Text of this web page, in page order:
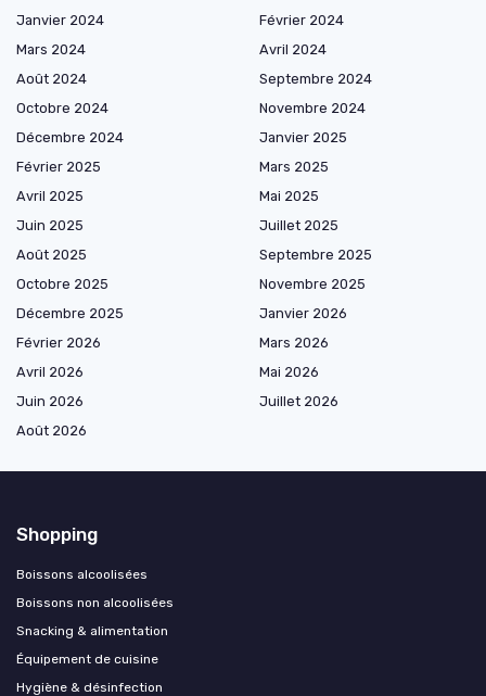
Janvier 2024
Février 2024
Mars 2024
Avril 2024
Août 2024
Septembre 2024
Octobre 2024
Novembre 2024
Décembre 2024
Janvier 2025
Février 2025
Mars 2025
Avril 2025
Mai 2025
Juin 2025
Juillet 2025
Août 2025
Septembre 2025
Octobre 2025
Novembre 2025
Décembre 2025
Janvier 2026
Février 2026
Mars 2026
Avril 2026
Mai 2026
Juin 2026
Juillet 2026
Août 2026
Shopping
Boissons alcoolisées
Boissons non alcoolisées
Snacking & alimentation
Équipement de cuisine
Hygiène & désinfection